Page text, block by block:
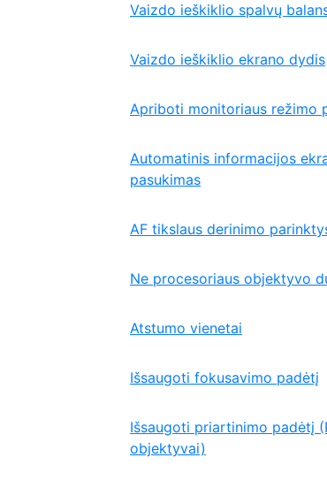
Vaizdo ieškiklio spalvų
Vaizdo ieškiklio ekrano dydis
Apriboti monitoriaus režimo
Automatinis informacijos
pasukimas
AF tikslaus derinimo
Ne procesoriaus objektyvo
Atstumo vienetai
Išsaugoti fokusavimo padėtį
Išsaugoti priartinimo padėtį
objektyvai)